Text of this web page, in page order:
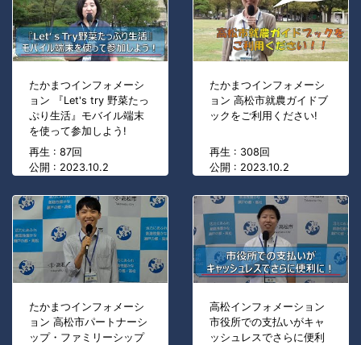
たかまつインフォメーシ
ョン 『Let's try 野菜たっ
ぷり生活』モバイル端末
を使って参加しよう!
再生 : 87回
公開 : 2023.10.2
たかまつインフォメーシ
ョン 高松市就農ガイドブ
ックをご利用ください!
再生 : 308回
公開 : 2023.10.2
たかまつインフォメーシ
ョン 高松市パートナーシ
ップ・ファミリーシップ
高松インフォメーション
市役所での支払いがキャ
ッシュレスでさらに便利